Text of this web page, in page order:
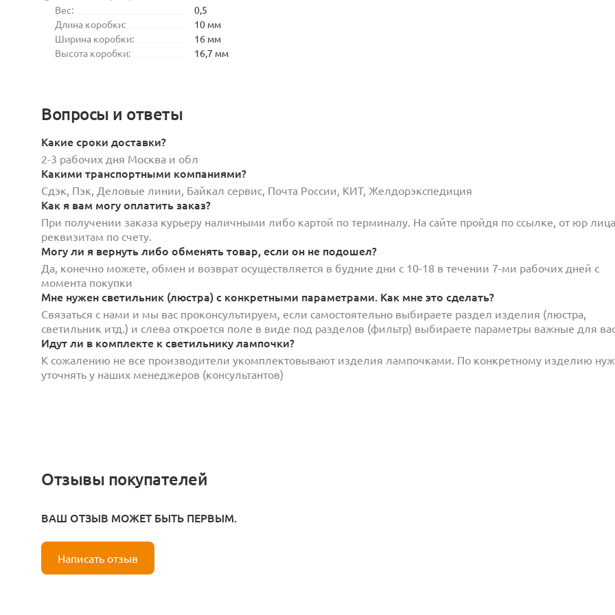
Вес:
0,5
Длина коробки:
10 мм
Ширина коробки:
16 мм
Высота коробки:
16,7 мм
Вопросы и ответы
Какие сроки доставки?
2-3 рабочих дня Москва и обл
Какими транспортными компаниями?
Сдэк, Пэк, Деловые линии, Байкал сервис, Почта России, КИТ, Желдорэкспедиция
Как я вам могу оплатить заказ?
При получении заказа курьеру наличными либо картой по терминалу. На сайте пройдя по ссылке, от юр
реквизитам по счету.
Могу ли я вернуть либо обменять товар, если он не подошел?
Да, конечно можете, обмен и возврат осуществляется в будние дни с 10-18 в течении 7-ми рабочих дней с
момента покупки
Мне нужен светильник (люстра) с конкретными параметрами. Как мне это сделать?
Связаться с нами и мы вас проконсультируем, если самостоятельно выбираете раздел изделия (люстра,
светильник итд.) и слева откроется поле в виде под разделов (фильтр) выбираете параметры важные для
Идут ли в комплекте к светильнику лампочки?
К сожалению не все производители укомплектовывают изделия лампочками. По конкретному изделию
уточнять у наших менеджеров (консультантов)
Отзывы покупателей
ВАШ ОТЗЫВ МОЖЕТ БЫТЬ ПЕРВЫМ.
Написать отзыв